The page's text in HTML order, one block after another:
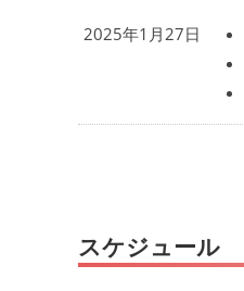
2025年1月27日
スケジュール